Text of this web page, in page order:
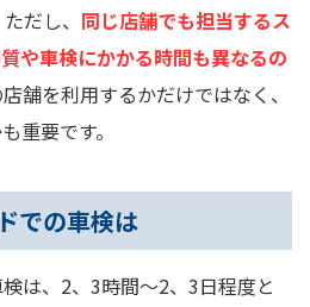
だし、 同じ店舗でも担当するス
や車検にかかる時間も異なるの
舗を利用するかだけではなく、
重要です。
での車検は
は、2、3時間～2、3日程度と